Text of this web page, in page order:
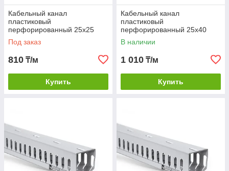
Кабельный канал
пластиковый
перфорированный 25х25
Под заказ
810 ₸/м
Купить
Кабельный канал
пластиковый
перфорированный 25х40
В наличии
1 010 ₸/м
Купить